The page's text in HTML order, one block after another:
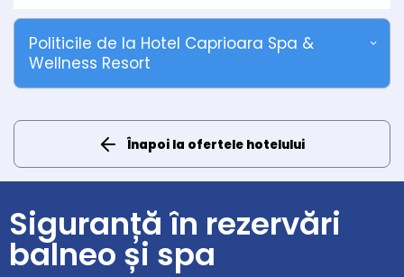
Politicile de la Hotel Caprioara Spa &
Wellness Resort
Înapoi la ofertele hotelului
Siguranță în rezervări
balneo și spa